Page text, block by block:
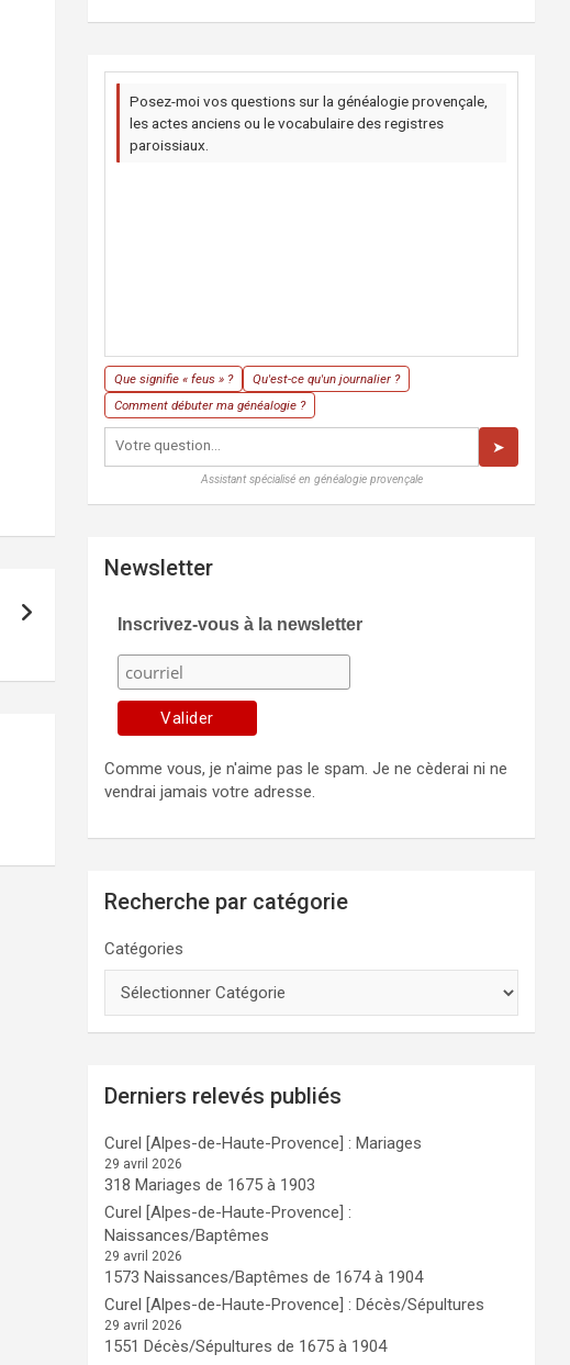
Posez-moi vos questions sur la généalogie provençale,
les actes anciens ou le vocabulaire des registres
paroissiaux.
Que signifie « feus » ?
Qu'est-ce qu'un journalier ?
Comment débuter ma généalogie ?
➤
Assistant spécialisé en généalogie provençale
Newsletter
Inscrivez-vous à la newsletter
Comme vous, je n'aime pas le spam. Je ne cèderai ni ne
vendrai jamais votre adresse.
Recherche par catégorie
Catégories
Derniers relevés publiés
Curel [Alpes-de-Haute-Provence] : Mariages
29 avril 2026
318 Mariages de 1675 à 1903
Curel [Alpes-de-Haute-Provence] :
Naissances/Baptêmes
29 avril 2026
1573 Naissances/Baptêmes de 1674 à 1904
Curel [Alpes-de-Haute-Provence] : Décès/Sépultures
29 avril 2026
1551 Décès/Sépultures de 1675 à 1904